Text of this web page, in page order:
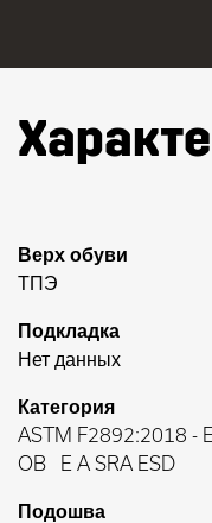
Верх обуви
ТПЭ
Подкладка
Нет данных
Категория
ASTM F2892:2018 -
OB
E A SRA ESD
Подошва